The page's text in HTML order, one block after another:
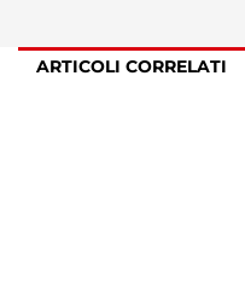
ARTICOLI CORRELATI